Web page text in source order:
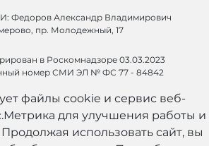
Федоров Александр Владимирович
пр. Молодежный, 17
в Роскомнадзоре 03.03.2023
номер СМИ ЭЛ № ФС 77 - 84842
файлы cookie и сервис веб-
для улучшения работы и
Продолжая использовать сайт, вы